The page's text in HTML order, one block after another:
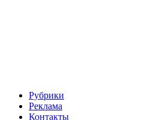
Рубрики
Реклама
Контакты